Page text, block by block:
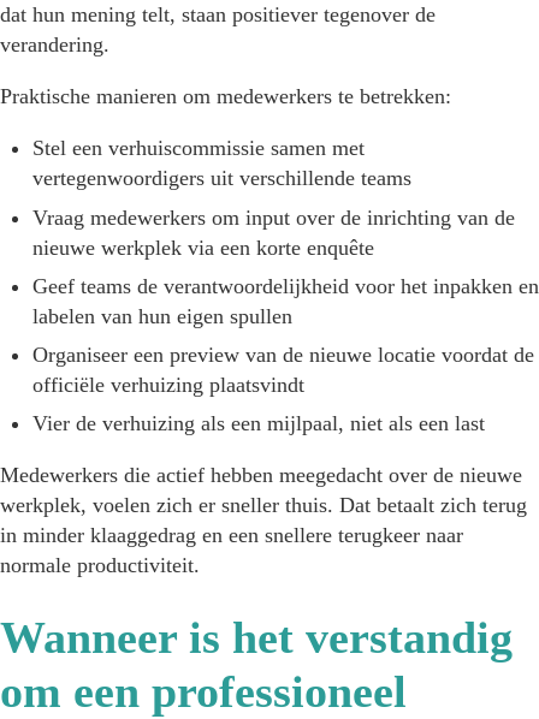
dat hun mening telt, staan positiever tegenover de
verandering.
Praktische manieren om medewerkers te betrekken:
Stel een verhuiscommissie samen met
vertegenwoordigers uit verschillende teams
Vraag medewerkers om input over de inrichting van de
nieuwe werkplek via een korte enquête
Geef teams de verantwoordelijkheid voor het inpakken en
labelen van hun eigen spullen
Organiseer een preview van de nieuwe locatie voordat de
officiële verhuizing plaatsvindt
Vier de verhuizing als een mijlpaal, niet als een last
Medewerkers die actief hebben meegedacht over de nieuwe
werkplek, voelen zich er sneller thuis. Dat betaalt zich terug
in minder klaaggedrag en een snellere terugkeer naar
normale productiviteit.
Wanneer is het verstandig
om een professioneel